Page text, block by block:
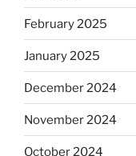
February 2025
January 2025
December 2024
November 2024
October 2024